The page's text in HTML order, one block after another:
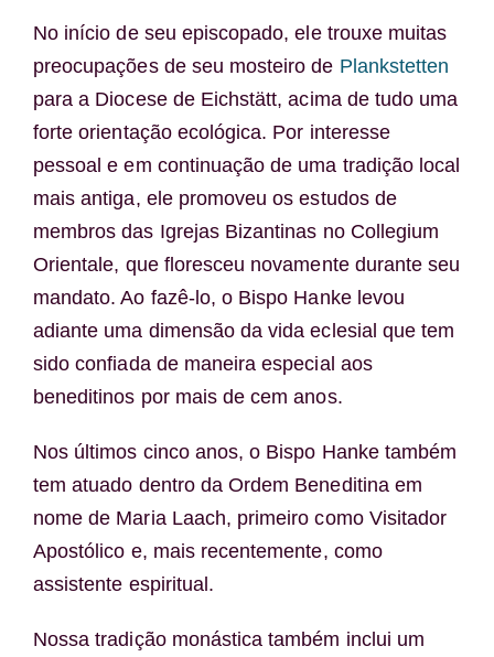
No início de seu episcopado, ele trouxe muitas
preocupações de seu mosteiro de Plankstetten
para a Diocese de Eichstätt, acima de tudo uma
forte orientação ecológica. Por interesse
pessoal e em continuação de uma tradição local
mais antiga, ele promoveu os estudos de
membros das Igrejas Bizantinas no Collegium
Orientale, que floresceu novamente durante seu
mandato. Ao fazê-lo, o Bispo Hanke levou
adiante uma dimensão da vida eclesial que tem
sido confiada de maneira especial aos
beneditinos por mais de cem anos.
Nos últimos cinco anos, o Bispo Hanke também
tem atuado dentro da Ordem Beneditina em
nome de Maria Laach, primeiro como Visitador
Apostólico e, mais recentemente, como
assistente espiritual.
Nossa tradição monástica também inclui um